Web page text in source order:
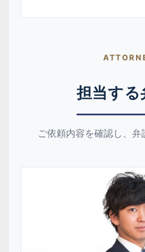
担当する
ご依頼内容を確認し、弁